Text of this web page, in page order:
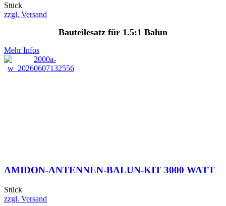
Stück
zzgl. Versand
Bauteilesatz für 1.5:1 Balun
Mehr Infos
AMIDON-ANTENNEN-BALUN-KIT 3000 WATT
Stück
zzgl. Versand